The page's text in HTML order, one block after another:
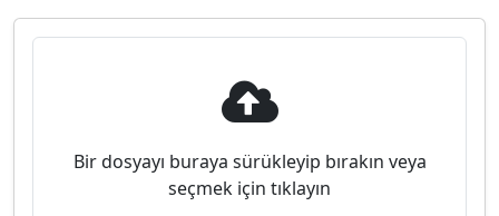
Bir dosyayı buraya sürükleyip bırakın veya
seçmek için tıklayın